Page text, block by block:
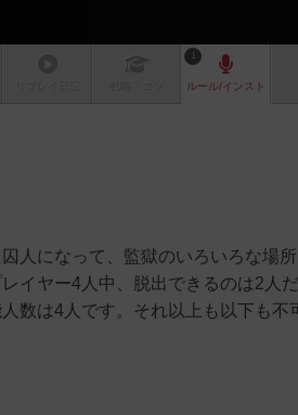
1
ルール/インスト
人になって、監獄のいろいろな場
イヤー4人中、脱出できるのは2人
数は4人です。それ以上も以下も不